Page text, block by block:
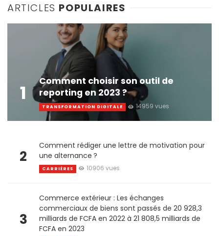
ARTICLES POPULAIRES
1
Comment choisir son outil de
reporting en 2023 ?
TRANSFORMATION DIGITALE 14959 vues
2
Comment rédiger une lettre de motivation pour
une alternance ?
CARRIÈRES 10906 vues
3
Commerce extérieur : Les échanges
commerciaux de biens sont passés de 20 928,3
milliards de FCFA en 2022 à 21 808,5 milliards de
FCFA en 2023